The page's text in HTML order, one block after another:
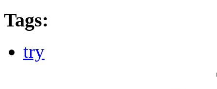
Tags:
try